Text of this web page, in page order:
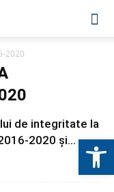
2020
de integritate la
2020 și...